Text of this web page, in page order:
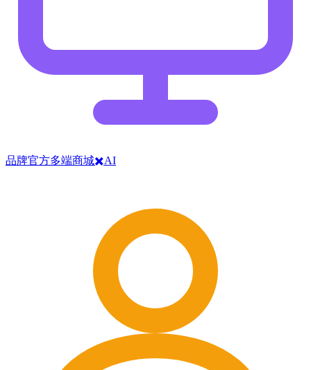
品牌官方多端商城✖️AI